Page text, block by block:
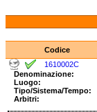
Codice
1610002C
Denominazione:
Luogo:
Tipo/Sistema/Tempo:
Arbitri: